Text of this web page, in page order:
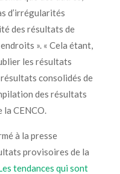
d’irrégularités
des résultats de
». « Cela étant,
les résultats
consolidés de
des résultats
la CENCO.
à la presse
provisoires de la
tendances qui sont